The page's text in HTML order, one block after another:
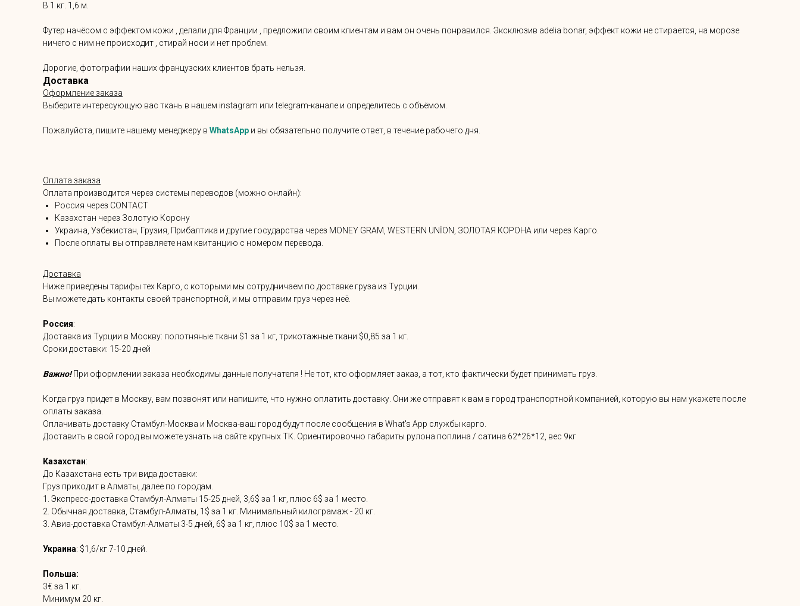
В 1 кг. 1,6 м.
Футер начёсом с эффектом кожи , делали для Франции , предложили своим клиентам и вам он очень понравился. Эксклюзив adelia bonar, эффект кожи не стирается, на морозе
ничего с ним не происходит , стирай носи и нет проблем.
Дорогие, фотографии наших французских клиентов брать нельзя.
Доставка
Оформление заказа
Выберите интересующую вас ткань в нашем instagram или telegram-канале и определитесь с объёмом.
Пожалуйста, пишите нашему менеджеру в WhatsApp и вы обязательно получите ответ, в течение рабочего дня.
Оплата заказа
Оплата производится через системы переводов (можно онлайн):
Россия через CONTACT
Казахстан через Золотую Корону
Украина, Узбекистан, Грузия, Прибалтика и другие государства через MONEY GRAM, WESTERN UNİON, ЗОЛОТАЯ КОРОНА или через Карго.
После оплаты вы отправляете нам квитанцию с номером перевода.
Доставка
Ниже приведены тарифы тех Карго, с которыми мы сотрудничаем по доставке груза из Турции.
Вы можете дать контакты своей транспортной, и мы отправим груз через неё.
Россия:
Доставка из Турции в Москву: полотняные ткани $1 за 1 кг, трикотажные ткани $0,85 за 1 кг.
Сроки доставки: 15-20 дней
Важно!При оформлении заказа необходимы данные получателя ! Не тот, кто оформляет заказ, а тот, кто фактически будет принимать груз.
Когда груз придет в Москву, вам позвонят или напишите, что нужно оплатить доставку. Они же отправят к вам в город транспортной компанией, которую вы нам укажете после
оплаты заказа.
Оплачивать доставку Стамбул-Москва и Москва-ваш город будут после сообщения в What's App службы карго.
Доставить в свой город вы можете узнать на сайте крупных ТК. Ориентировочно габариты рулона поплина / сатина 62*26*12, вес 9кг
Казахстан:
До Казахстана есть три вида доставки:
Груз приходит в Алматы, далее по городам.
1. Экспресс-доставка Стамбул-Алматы 15-25 дней, 3,6$ за 1 кг, плюс 6$ за 1 место.
2. Обычная доставка, Стамбул-Алматы, 1$ за 1 кг. Минимальный килограмаж - 20 кг.
3. Авиа-доставка Стамбул-Алматы 3-5 дней, 6$ за 1 кг, плюс 10$ за 1 место.
Украина: $1,6/кг 7-10 дней.
Польша:
3€ за 1 кг.
Минимум 20 кг.